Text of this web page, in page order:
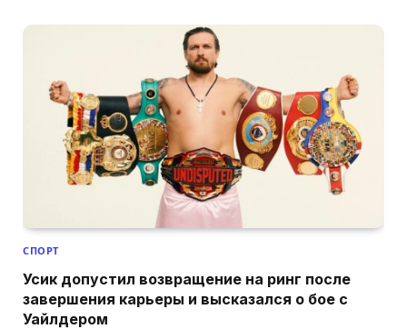
СПОРТ
Усик допустил возвращение на ринг после
завершения карьеры и высказался о бое с
Уайлдером